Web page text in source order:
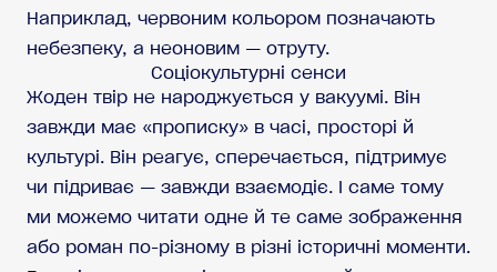
Наприклад, червоним кольором позначають
небезпеку, а неоновим — отруту.
Соціокультурні сенси
Жоден твір не народжується у вакуумі. Він
завжди має «прописку» в часі, просторі й
культурі. Він реагує, сперечається, підтримує
чи підриває — завжди взаємодіє. І саме тому
ми можемо читати одне й те саме зображення
або роман по-різному в різні історичні моменти.